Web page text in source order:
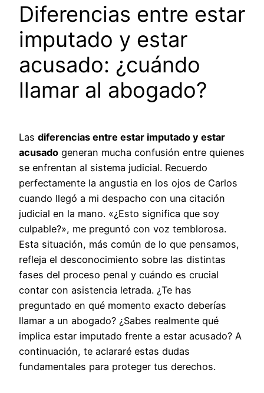
Diferencias entre estar
imputado y estar
acusado: ¿cuándo
llamar al abogado?
Las diferencias entre estar imputado y estar
acusado generan mucha confusión entre quienes
se enfrentan al sistema judicial. Recuerdo
perfectamente la angustia en los ojos de Carlos
cuando llegó a mi despacho con una citación
judicial en la mano. «¿Esto significa que soy
culpable?», me preguntó con voz temblorosa.
Esta situación, más común de lo que pensamos,
refleja el desconocimiento sobre las distintas
fases del proceso penal y cuándo es crucial
contar con asistencia letrada. ¿Te has
preguntado en qué momento exacto deberías
llamar a un abogado? ¿Sabes realmente qué
implica estar imputado frente a estar acusado? A
continuación, te aclararé estas dudas
fundamentales para proteger tus derechos.